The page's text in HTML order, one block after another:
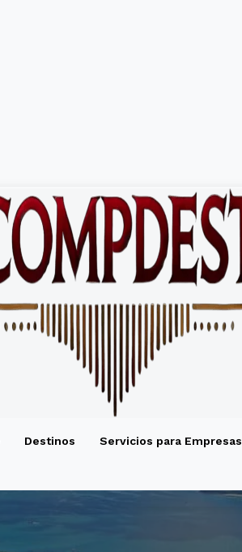
Destinos Servicios para Empresas